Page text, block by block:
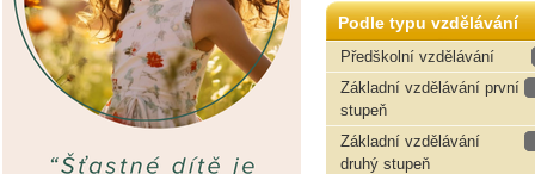
Podle typu vzdělávání
Předškolní vzdělávání
Základní vzdělávání první
stupeň
Základní vzdělávání
druhý stupeň